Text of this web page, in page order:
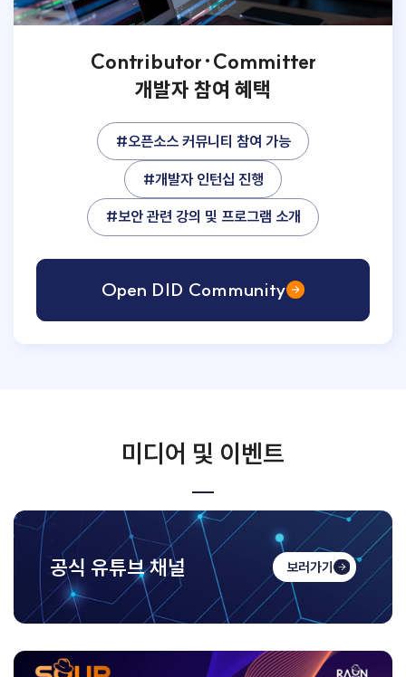
Contributor·Committer
개발자 참여 혜택
#오픈소스 커뮤니티 참여 가능
#개발자 인턴십 진행
#보안 관련 강의 및 프로그램 소개
Open DID Community
미디어 및 이벤트
공식 유튜브 채널 보러가기